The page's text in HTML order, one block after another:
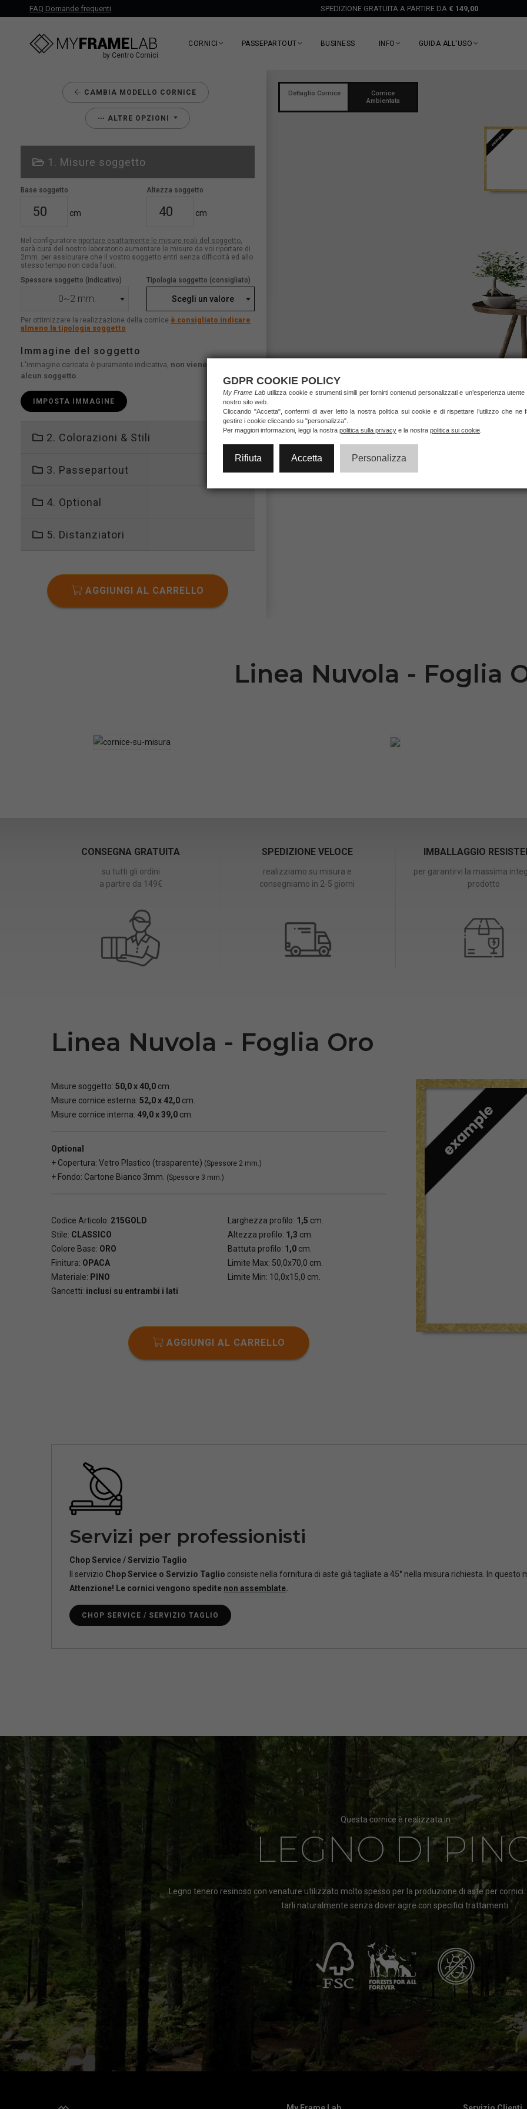
FAQ Domande frequenti SPEDIZIONE GRATUITA A PARTIRE DA € 149,00
by Centro Cornici
CORNICI PASSEPARTOUT BUSINESS INFO GUIDA ALL'USO
CAMBIA MODELLO CORNICE
ALTRE OPZIONI
1. Misure soggetto
Base soggetto
cm
Altezza soggetto
cm
Nel configuratore riportare esattamente le misure reali del soggetto,
sarà cura del nostro laboratorio aumentare le misure da voi riportare di
2mm. per assicurare che il vostro soggetto entri senza difficoltà ed allo
stesso tempo non cada fuori.
Spessore soggetto (indicativo)
0~2 mm.
Tipologia soggetto (consigliato)
Scegli un valore
Per ottimizzare la realizzazione della cornice è consigliato indicare
almeno la tipologia soggetto
Immagine del soggetto
L'immagine caricata è puramente indicativa, non viene stampato
alcun soggetto.
IMPOSTA IMMAGINE
2. Colorazioni & Stili
3. Passepartout
4. Optional
5. Distanziatori
AGGIUNGI AL CARRELLO
Dettaglio Cornice
Cornice
Ambientata
Linea Nuvola - Foglia
CONSEGNA GRATUITA
su tutti gli ordini
a partire da 149€
SPEDIZIONE VELOCE
realizziamo su misura e
consegniamo in 2-5 giorni
IMBALLAGGIO
per garantirvi la massima
prodotto
Linea Nuvola - Foglia Oro
Misure soggetto: 50,0 x 40,0 cm.
Misure cornice esterna: 52,0 x 42,0 cm.
Misure cornice interna: 49,0 x 39,0 cm.
Optional
+ Copertura: Vetro Plastico (trasparente) (Spessore 2 mm.)
+ Fondo: Cartone Bianco 3mm. (Spessore 3 mm.)
Codice Articolo: 215GOLD
Stile: CLASSICO
Colore Base: ORO
Finitura: OPACA
Materiale: PINO
Gancetti: inclusi su entrambi i lati
Larghezza profilo: 1,5 cm.
Altezza profilo: 1,3 cm.
Battuta profilo: 1,0 cm.
Limite Max: 50,0x70,0 cm.
Limite Min: 10,0x15,0 cm.
AGGIUNGI AL CARRELLO
Servizi per professionisti
Chop Service / Servizio Taglio
Il servizio Chop Service o Servizio Taglio consiste nella fornitura di aste già tagliate a 45° nella misura richiesta. In questo
Attenzione! Le cornici vengono spedite non assemblate.
CHOP SERVICE / SERVIZIO TAGLIO
Questa cornice è realizzata in
LEGNO DI
Legno tenero resinoso con venature utilizzato molto spesso per la produzione di aste per
tarli naturalmente senza dover agire con specifici trattamenti.
GDPR COOKIE POLICY
My Frame Labutilizza cookie e strumenti simili per fornirti contenuti personalizzati e un’esperienza utente
nostro sito web.
Cliccando "Accetta", confermi di aver letto la nostra politica sui cookie e di rispettare l’utilizzo che ne
gestire i cookie cliccando su "personalizza".
Per maggiori informazioni, leggi la nostra politica sulla privacy e la nostra politica sui cookie
Rifiuta Accetta Personalizza